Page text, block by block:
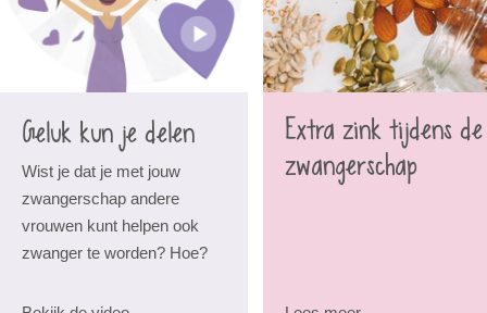
Geluk kun je delen
Wist je dat je met jouw
zwangerschap andere
vrouwen kunt helpen ook
zwanger te worden? Hoe?
Extra zink tijdens de
zwangerschap